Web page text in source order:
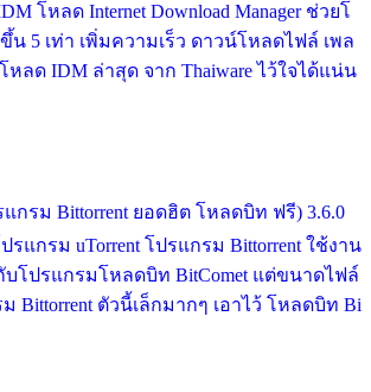
โหลด Internet Download Manager ช่วยโ
น 5 เท่า เพิ่มความเร็ว ดาวน์โหลดไฟล์ เพล
หลด IDM ล่าสุด จาก Thaiware ไว้ใจได้แน่น
แกรม Bittorrent ยอดฮิต โหลดบิท ฟรี) 3.6.0
รแกรม uTorrent โปรแกรม Bittorrent ใช้งาน
บโปรแกรมโหลดบิท BitComet แต่ขนาดไฟล์
Bittorrent ตัวนี้เล็กมากๆ เอาไว้ โหลดบิท Bi